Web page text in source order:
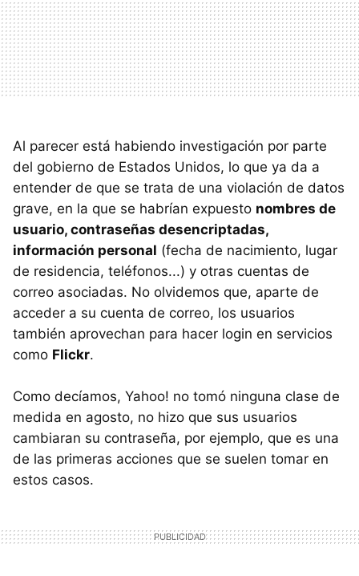
Al parecer está habiendo investigación por parte
del gobierno de Estados Unidos, lo que ya da a
entender de que se trata de una violación de datos
grave, en la que se habrían expuesto nombres de
usuario, contraseñas desencriptadas,
información personal (fecha de nacimiento, lugar
de residencia, teléfonos...) y otras cuentas de
correo asociadas. No olvidemos que, aparte de
acceder a su cuenta de correo, los usuarios
también aprovechan para hacer login en servicios
como Flickr.
Como decíamos, Yahoo! no tomó ninguna clase de
medida en agosto, no hizo que sus usuarios
cambiaran su contraseña, por ejemplo, que es una
de las primeras acciones que se suelen tomar en
estos casos.